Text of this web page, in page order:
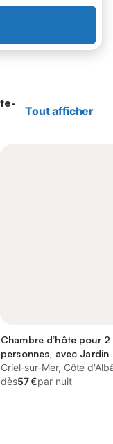
Tout afficher
Chambre d’hôte pour 2
personnes, avec Jardin
Criel-sur-Mer, Côte
dès57 €par nuit